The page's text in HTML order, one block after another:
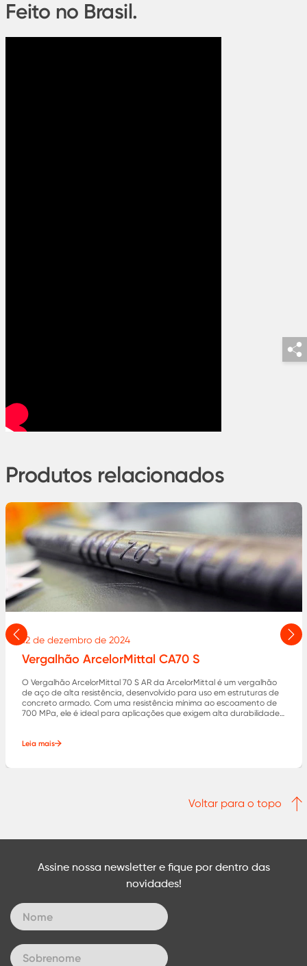
Feito no Brasil.
Produtos relacionados
12 de dezembro de 2024
Vergalhão ArcelorMittal CA70 S
O Vergalhão ArcelorMittal 70 S AR da ArcelorMittal é um vergalhão
de aço de alta resistência, desenvolvido para uso em estruturas de
concreto armado. Com uma resistência mínima ao escoamento de
700 MPa, ele é ideal para aplicações que exigem alta durabilidade
Leia mais
Anterior
Voltar para o topo
Assine nossa newsletter e fique por dentro das
novidades!